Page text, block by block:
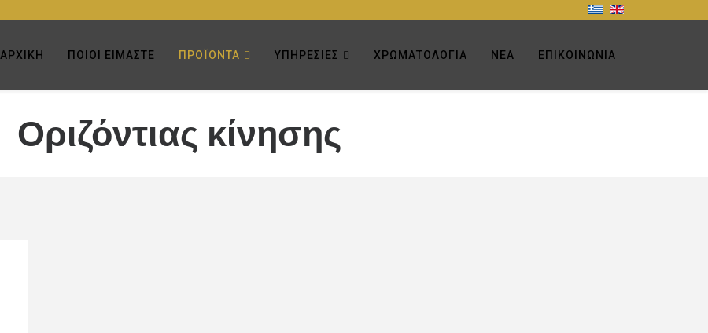
ΑΡΧΙΚΉ ΠΟΙΟΙ ΕΊΜΑΣΤΕ ΠΡΟΪΌΝΤΑ ΥΠΗΡΕΣΊΕΣ ΧΡΩΜΑΤΟΛΌΓΙΑ ΝΈΑ ΕΠΙΚΟΙΝΩΝΊΑ
Οριζόντιας κίνησης